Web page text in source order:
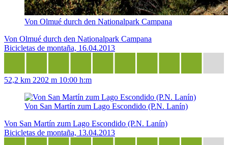
Von Olmué durch den Nationalpark Campana
Von Olmué durch den Nationalpark Campana
Bicicletas de montaña, 16.04.2013
52,2 km 2202 m 10:00 h:m
Von San Martín zum Lago Escondido (P.N. Lanín)
Von San Martín zum Lago Escondido (P.N. Lanín)
Bicicletas de montaña, 13.04.2013